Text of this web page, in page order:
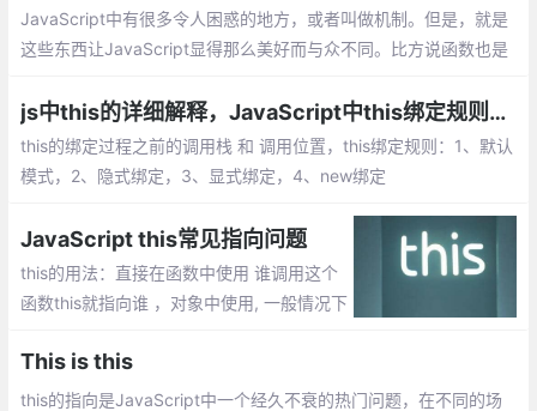
JavaScript中有很多令人困惑的地方，或者叫做机制。但是，就是
这些东西让JavaScript显得那么美好而与众不同。比方说函数也是
机制。
js中this的详细解释，JavaScript中this绑定规则【你不知道的JavaScript】
this的绑定过程之前的调用栈 和 调用位置，this绑定规则：1、默认
模式，2、隐式绑定，3、显式绑定，4、new绑定
JavaScript this常见指向问题
this的用法：直接在函数中使用 谁调用这个
函数this就指向谁 ，对象中使用, 一般情况下
This is this
this的指向是JavaScript中一个经久不衰的热门问题，在不同的场